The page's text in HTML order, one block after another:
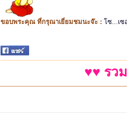
ขอบพระคุณ ที่กรุณาเยี่ยมชมนะจ๊ะ : โซ...เซ
♥♥ รว